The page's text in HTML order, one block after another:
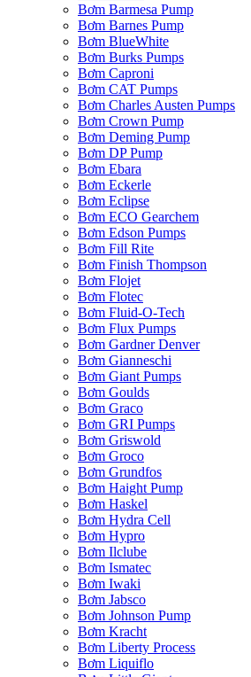
Bơm Barmesa Pump
Bơm Barnes Pump
Bơm BlueWhite
Bơm Burks Pumps
Bơm Caproni
Bơm CAT Pumps
Bơm Charles Austen Pumps
Bơm Crown Pump
Bơm Deming Pump
Bơm DP Pump
Bơm Ebara
Bơm Eckerle
Bơm Eclipse
Bơm ECO Gearchem
Bơm Edson Pumps
Bơm Fill Rite
Bơm Finish Thompson
Bơm Flojet
Bơm Flotec
Bơm Fluid-O-Tech
Bơm Flux Pumps
Bơm Gardner Denver
Bơm Gianneschi
Bơm Giant Pumps
Bơm Goulds
Bơm Graco
Bơm GRI Pumps
Bơm Griswold
Bơm Groco
Bơm Grundfos
Bơm Haight Pump
Bơm Haskel
Bơm Hydra Cell
Bơm Hypro
Bơm Ilclube
Bơm Ismatec
Bơm Iwaki
Bơm Jabsco
Bơm Johnson Pump
Bơm Kracht
Bơm Liberty Process
Bơm Liquiflo